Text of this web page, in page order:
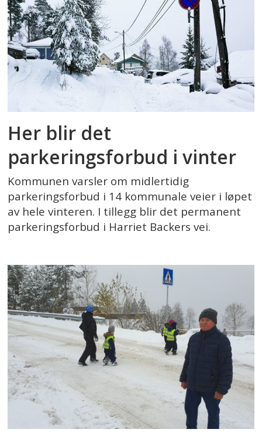
Her blir det
parkeringsforbud i vinter
Kommunen varsler om midlertidig
parkeringsforbud i 14 kommunale veier i løpet
av hele vinteren. I tillegg blir det permanent
parkeringsforbud i Harriet Backers vei.